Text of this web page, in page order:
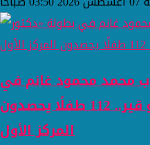
محمد محمود غانم في
بطولة «دكتور ماث» بأبو قير.. 112 طفلًا يحصدون
المركز الأول